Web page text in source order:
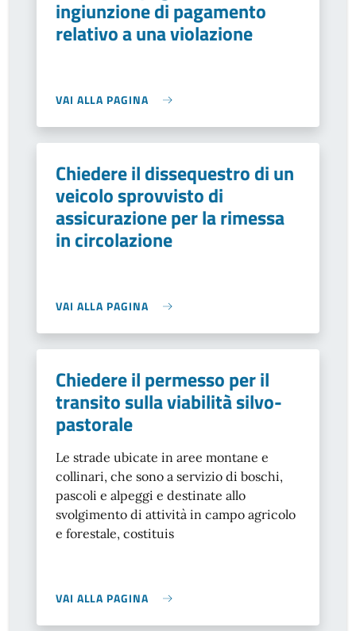
ingiunzione di pagamento
relativo a una violazione
VAI ALLA PAGINA
Chiedere il dissequestro di un
veicolo sprovvisto di
assicurazione per la rimessa
in circolazione
VAI ALLA PAGINA
Chiedere il permesso per il
transito sulla viabilità silvo-
pastorale
Le strade ubicate in aree montane e
collinari, che sono a servizio di boschi,
pascoli e alpeggi e destinate allo
svolgimento di attività in campo agricolo
e forestale, costituis
VAI ALLA PAGINA